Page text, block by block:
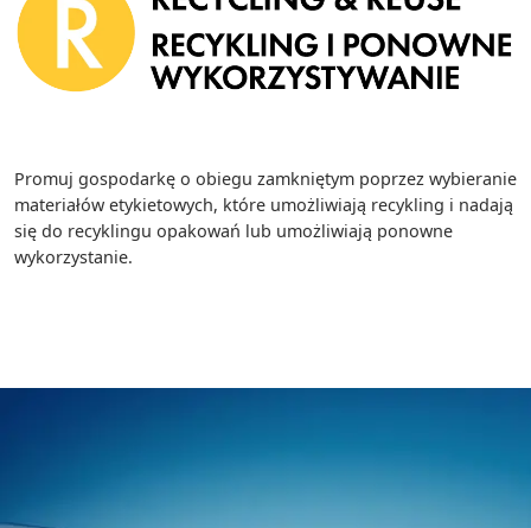
Promuj gospodarkę o obiegu zamkniętym poprzez wybieranie
materiałów etykietowych, które umożliwiają recykling i nadają
się do recyklingu opakowań lub umożliwiają ponowne
wykorzystanie.